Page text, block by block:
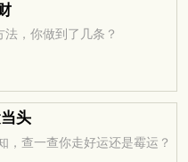
，你做到了几条？
头
，查一查你走好运还是霉运？